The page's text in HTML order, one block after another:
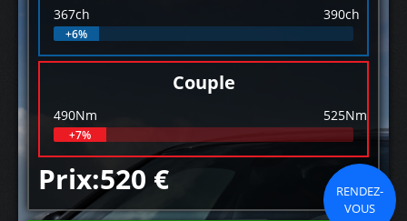
367ch 390ch
+6%
Couple
490Nm 525Nm
+7%
Prix:520 €
RENDEZ-
VOUS